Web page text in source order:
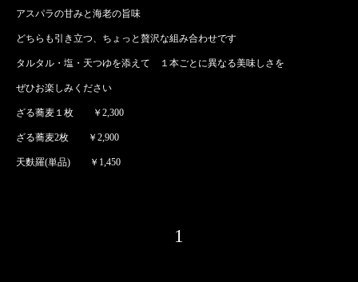
アスパラの甘みと海老の旨味
どちらも引き立つ、ちょっと贅沢な組み合わせです
タルタル・塩・天つゆを添えて １本ごとに異なる美味しさを
ぜひお楽しみください
ざる蕎麦１枚 ￥2,300
ざる蕎麦2枚 ￥2,900
天麩羅(単品) ￥1,450
1